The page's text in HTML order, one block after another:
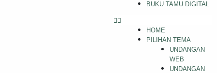
BUKU TAMU DIGITAL
HOME
PILIHAN TEMA
UNDANGAN
WEB
UNDANGAN